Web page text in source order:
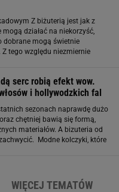
Z biżuterią jest jak z
działać na niekorzyść,
dobrane mogą świetnie
tego względu niezmiernie
serc robią efekt wow.
i hollywodzkich fal
sezonach naprawdę dużo
chętniej bawią się formą,
materiałów. A bizuteria od
Modne kolczyki, które
WIĘCEJ TEMATÓW